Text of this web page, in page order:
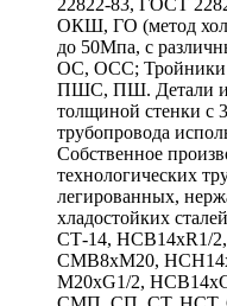
ОКШ, ГО (метод
до 50Мпа, с
ОС, ОСС;
ПШС, ПШ. Детали
толщиной стенки с
трубопровода
Собственное
технологических
легированных,
хладостойких
СТ-14, НСВ14хR1/
СМВ8хМ20,
М20хG1/2,